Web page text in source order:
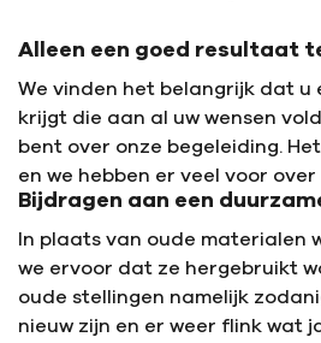
Alleen een goed resultaat
We vinden het belangrijk dat u
krijgt die aan al uw wensen
bent over onze begeleiding.
en we hebben er veel voor
Bijdragen aan een
In plaats van oude materialen
we ervoor dat ze hergebruikt
oude stellingen namelijk
nieuw zijn en er weer flink wat